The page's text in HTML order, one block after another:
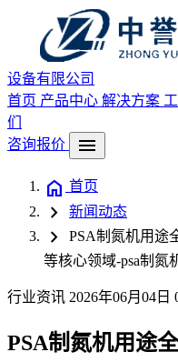
设备有限公司
首页 产品中心 解决方案
们
咨询报价
menu
home 首页
chevron_right 新闻动态
chevron_right
PSA制氮机用途
等核心领域-psa制氮
行业资讯 2026年06月04日
PSA制氮机用途